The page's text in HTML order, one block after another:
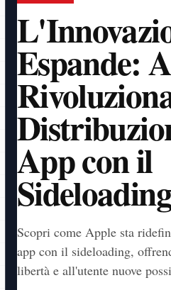
Espande:
App con il
Sideloading
Scopri come Apple sta
app con il sideloading,
libertà e all'utente nuove